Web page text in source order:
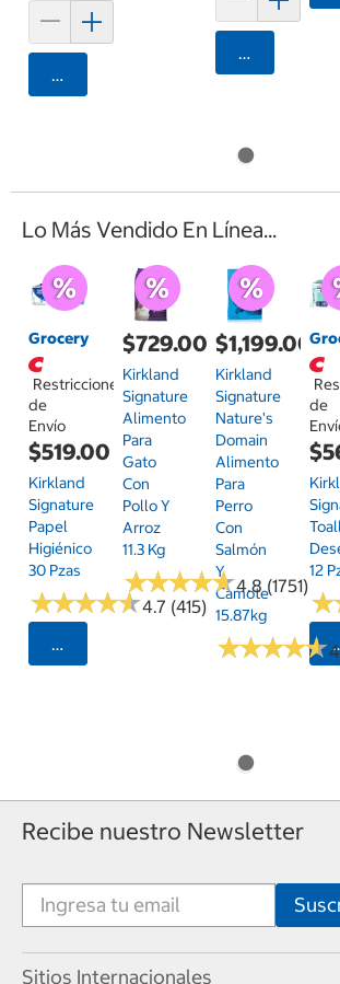
Agregar
Agregar
Lo Más Vendido En Línea...
Grocery
Restricciones
de
Envío
$519.00
Kirkland
Signature
Papel
Higiénico
30 Pzas
★★★★★
★★★★★4.7 (415)
Seleccionar Código Postal
$729.00
Kirkland
Signature
Alimento
Para
Gato
Con
Pollo Y
Arroz
11.3 Kg
★★★★★
★★★★★4.8 (1751)
$1,199.00
Kirkland
Signature
Nature's
Domain
Alimento
Para
Perro
Con
Salmón
Y
Camote
15.87kg
★★★★★
★★★★★
de
12
★
★
Recibe nuestro Newsletter
Sitios Internacionales